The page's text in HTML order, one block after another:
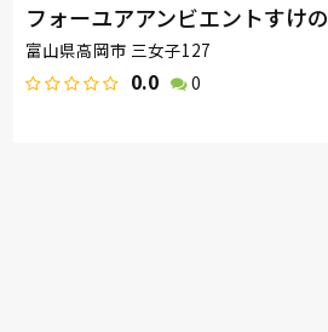
フォーユアアンビエントすけの
富山県高岡市 三女子127
0.0 0